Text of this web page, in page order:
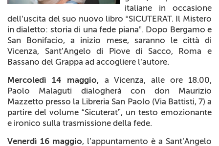
italiane in occasione
dell’uscita del suo nuovo libro “SICUTERAT. Il Mistero
in dialetto: storia di una fede piana”. Dopo Bergamo e
San Bonifacio, a inizio mese, saranno le città di
Vicenza, Sant’Angelo di Piove di Sacco, Roma e
Bassano del Grappa ad accogliere l’autore.
Mercoledì 14 maggio, a Vicenza, alle ore 18.00,
Paolo Malaguti dialogherà con don Maurizio
Mazzetto presso la Libreria San Paolo (Via Battisti, 7) a
partire del volume “Sicuterat”, un testo emozionante
e ironico sulla trasmissione della fede.
Venerdì 16 maggio, l’appuntamento è a Sant’Angelo